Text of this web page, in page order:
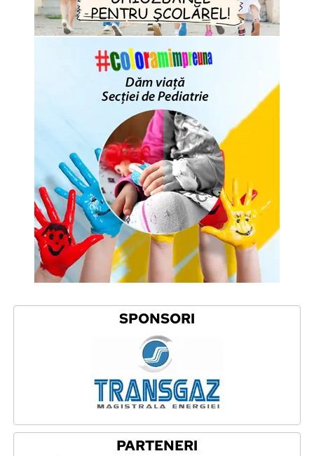
SPONSORI
PARTENERI